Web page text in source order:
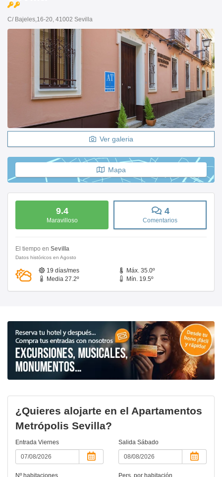
C/ Bajeles,16-20, 41002 Sevilla
Ver galeria
Mapa
9.4
Maravilloso
4
Comentarios
El tiempo en Sevilla
Datos históricos en Agosto
19 días/mes
Máx. 35.0º
Media 27.2º
Mín. 19.5º
¿Quieres alojarte en el Apartamentos
Metrópolis Sevilla?
Entrada Viernes Salida Sábado
Nº habitaciones Pers. por habitación